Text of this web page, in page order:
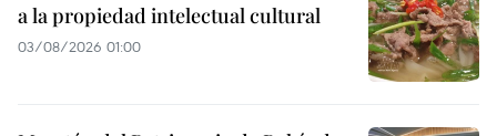
a la propiedad intelectual cultural
03/08/2026 01:00